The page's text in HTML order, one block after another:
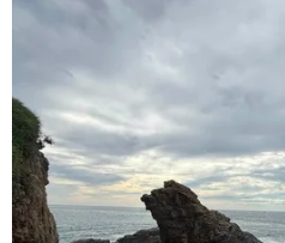
Tai nạn tàu hỏa ở Tây